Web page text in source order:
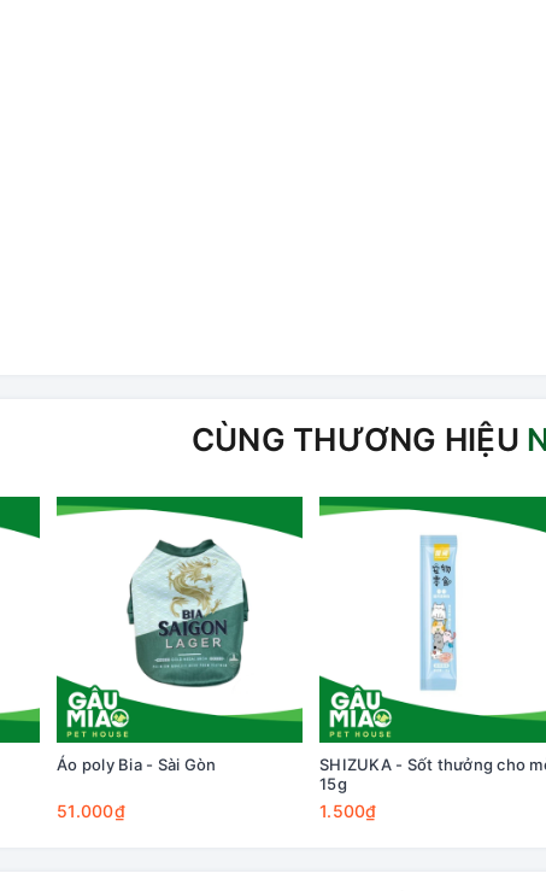
CÙNG THƯƠNG HIỆU
Áo poly Bia - Sài Gòn
51.000₫
SHIZUKA - Sốt thưởng cho
15g
1.500₫